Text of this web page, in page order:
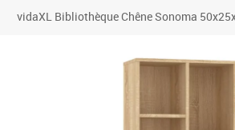
vidaXL Bibliothèque Chêne Sonoma